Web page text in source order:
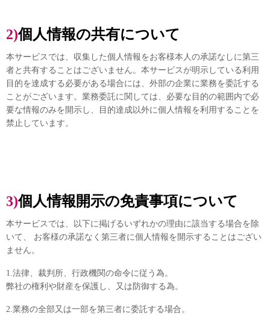
2)個人情報の共有について
本サービスでは、収集した個人情報をお客様本人の承諾なしに第三
者と共有することはございません。本サービスが明示している利用
目的を達成する必要がある場合には、外部の企業に業務を委託する
ことがございます。業務委託に関しては、必要な目的の範囲内で必
要な情報のみを開示し、目的達成以外に個人情報を利用することを
禁止しています。
3)個人情報開示の免責事項について
本サービスでは、以下に掲げるいずれかの理由に該当する場合を除
いて、 お客様の承諾なく第三者に個人情報を開示することはござい
ません。
1.法律、裁判所、行政機関の命令に従う為。
弊社の権利や財産を保護し、又は防御する為。
2.業務の全部又は一部を第三者に委託する場合。